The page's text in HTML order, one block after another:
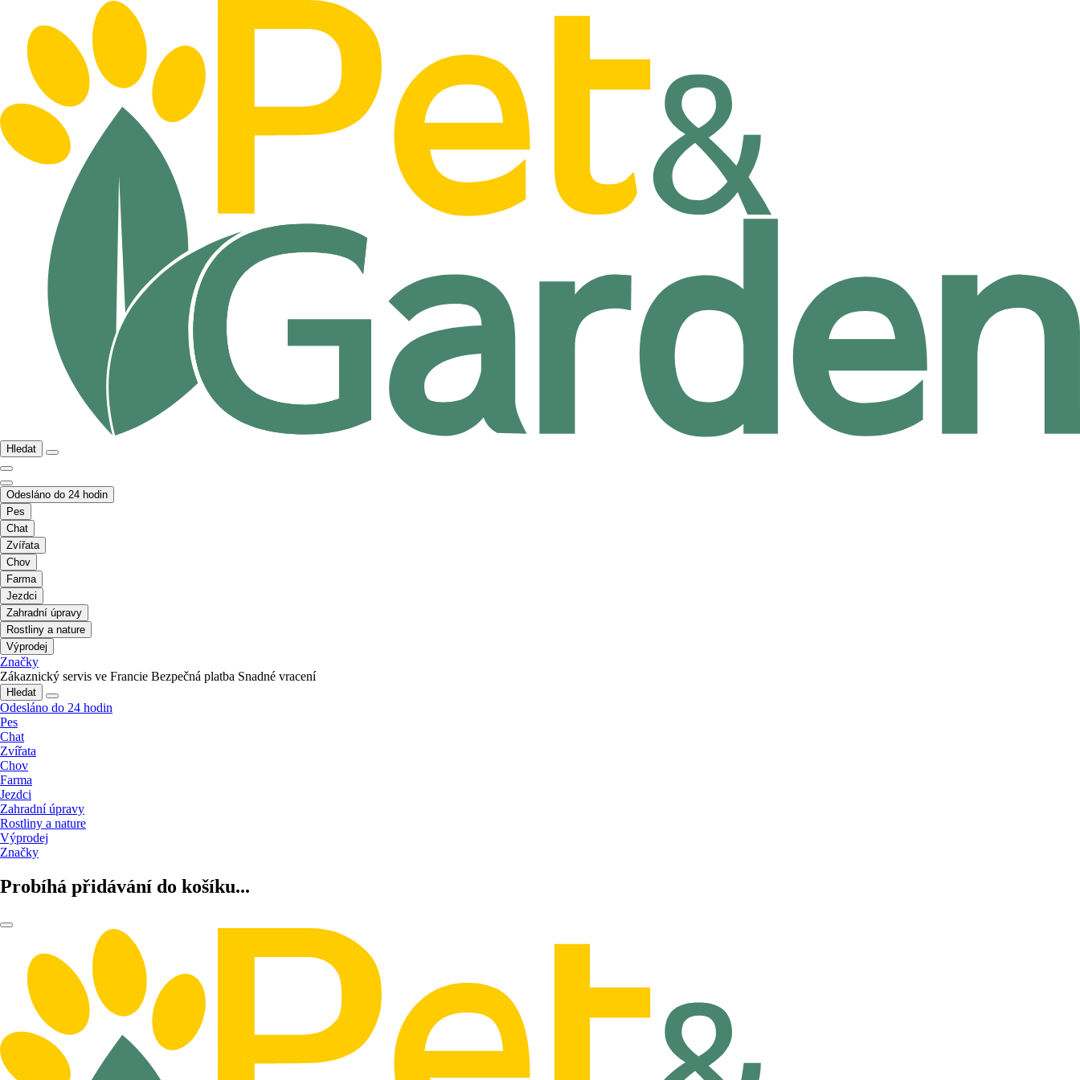
Hledat
Odesláno do 24 hodin
Pes
Chat
Zvířata
Chov
Farma
Jezdci
Zahradní úpravy
Rostliny a nature
Výprodej
Značky
Zákaznický servis ve Francie Bezpečná platba Snadné vracení
Hledat
Odesláno do 24 hodin
Pes
Chat
Zvířata
Chov
Farma
Jezdci
Zahradní úpravy
Rostliny a nature
Výprodej
Značky
Probíhá přidávání do košíku...